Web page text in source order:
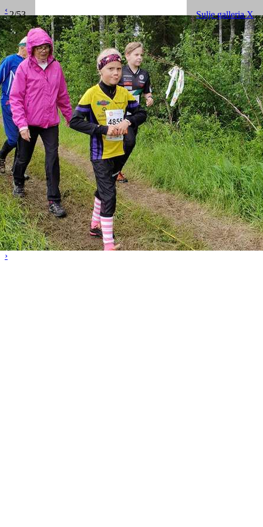
2/53 Sulje galleria X
‹
›